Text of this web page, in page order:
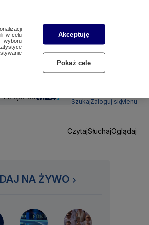
Przejdź do
SzukajZaloguj sięMenu
CzytajSłuchajOglądaj
NA ŻYWO
w celu
wyboru
Akceptuję
Pokaż cele